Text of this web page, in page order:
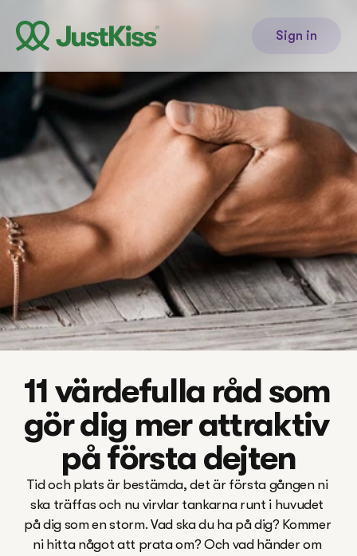
Sign in
11 värdefulla råd som
gör dig mer attraktiv
på första dejten
Tid och plats är bestämda, det är första gången ni
ska träffas och nu virvlar tankarna runt i huvudet
på dig som en storm. Vad ska du ha på dig? Kommer
ni hitta något att prata om? Och vad händer om